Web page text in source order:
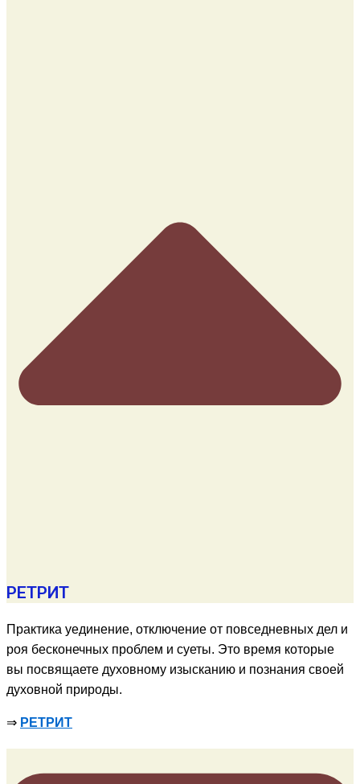
РЕТРИТ
Практика уединение, отключение от повседневных дел и
роя бесконечных проблем и суеты. Это время которые
вы посвящаете духовному изысканию и познания своей
духовной природы.
⇒ РЕТРИТ